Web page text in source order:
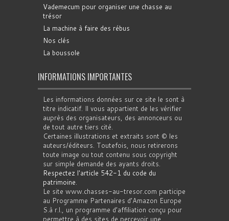
Vademecum pour organiser une chasse au
trésor
La machine à faire des rébus
Nos clés
La boussole
INFORMATIONS IMPORTANTES
Les informations données sur ce site le sont à
titre indicatif. Il vous appartient de les vérifier
auprès des organisateurs, des annonceurs ou
de tout autre tiers cité.
Certaines illustrations et extraits sont © les
auteurs/éditeurs. Toutefois, nous retirerons
toute image ou tout contenu sous copyright
sur simple demande des ayants droits.
Respectez l'article 542-1 du code du
patrimoine.
Le site www.chasses-au-tresor.com participe
au Programme Partenaires d’Amazon Europe
S.à r.l., un programme d’affiliation conçu pour
permettre à des sites de percevoir une